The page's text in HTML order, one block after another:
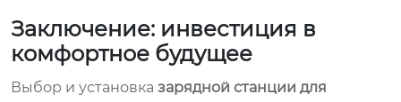
Заключение: инвестиция в
комфортное будущее
Выбор и установка зарядной станции для